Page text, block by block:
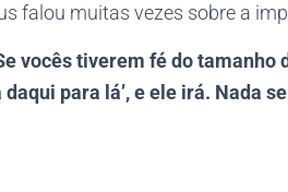
falou muitas vezes sobre a
vocês tiverem fé do tamanho
para lá’, e ele irá. Nada